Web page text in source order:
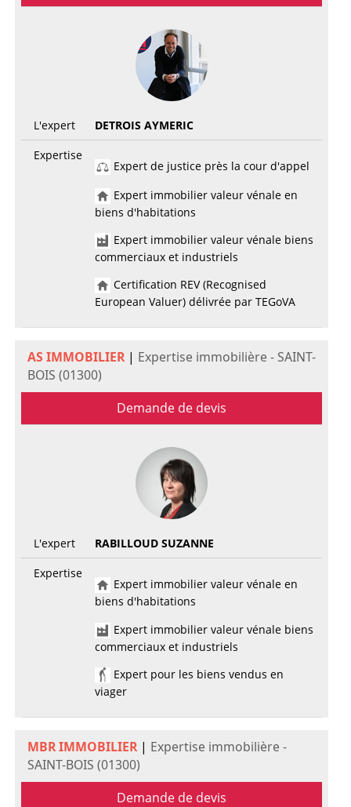
L'expert
DETROIS AYMERIC
Expertise
Expert de justice près la cour d'appel
Expert immobilier valeur vénale en
biens d'habitations
Expert immobilier valeur vénale biens
commerciaux et industriels
Certification REV (Recognised
European Valuer) délivrée par TEGoVA
AS IMMOBILIER| Expertise immobilière - SAINT-
BOIS (01300)
Demande de devis
L'expert
RABILLOUD SUZANNE
Expertise
Expert immobilier valeur vénale en
biens d'habitations
Expert immobilier valeur vénale biens
commerciaux et industriels
Expert pour les biens vendus en
viager
MBR IMMOBILIER| Expertise immobilière -
SAINT-BOIS (01300)
Demande de devis